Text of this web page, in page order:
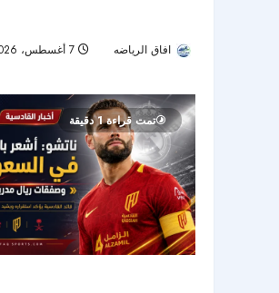
افاق الرياضه
تمت قراءة 1 دقيقة